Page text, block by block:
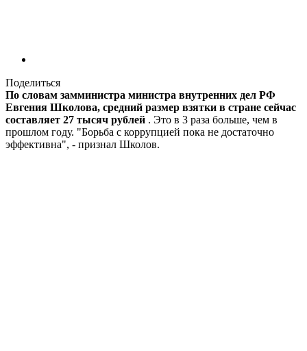
Поделиться
По словам замминистра министра внутренних дел РФ
Евгения Школова, средний размер взятки в стране сейчас
составляет 27 тысяч рублей . Это в 3 раза больше, чем в
прошлом году. "Борьба с коррупцией пока не достаточно
эффективна", - признал Школов.